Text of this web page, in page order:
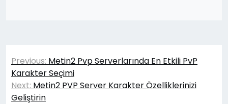
Yazı
gezinmesi
Previous: Metin2 Pvp Serverlarında En Etkili PvP
Karakter Seçimi
Next: Metin2 PVP Server Karakter Özelliklerinizi
Geliştirin